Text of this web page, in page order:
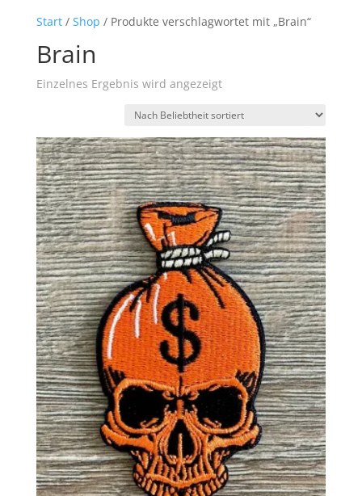
Start/ Shop / Produkte verschlagwortet mit „Brain“
Brain
Einzelnes Ergebnis wird angezeigt